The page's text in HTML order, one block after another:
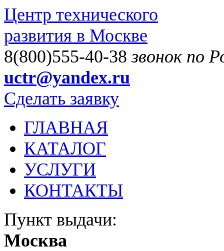
Центр технического
развития в Москве
8(800)555-40-38звонок по
uctr@yandex.ru
Сделать заявку
ГЛАВНАЯ
КАТАЛОГ
УСЛУГИ
КОНТАКТЫ
Пункт выдачи:
Москва